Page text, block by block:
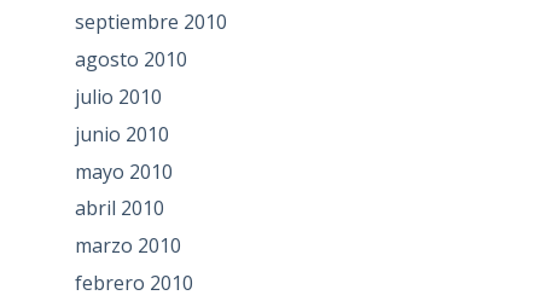
septiembre 2010
agosto 2010
julio 2010
junio 2010
mayo 2010
abril 2010
marzo 2010
febrero 2010